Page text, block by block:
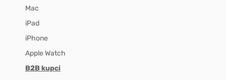
Mac
iPad
iPhone
Apple Watch
B2B kupci